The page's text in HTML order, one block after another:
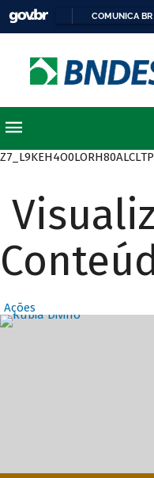
COMUNICA BR
Ações